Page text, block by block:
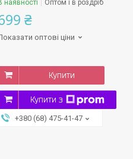
наявності Оптом і в роздріб
₴
оптові ціни
Купити
Купити з
+380 (68) 475-41-47